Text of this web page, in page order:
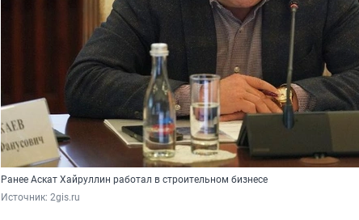
Ранее Аскат Хайруллин работал в строительном бизнесе
Источник: 2gis.ru